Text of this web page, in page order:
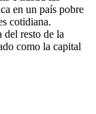
en un país pobre
cotidiana.
del resto de la
como la capital